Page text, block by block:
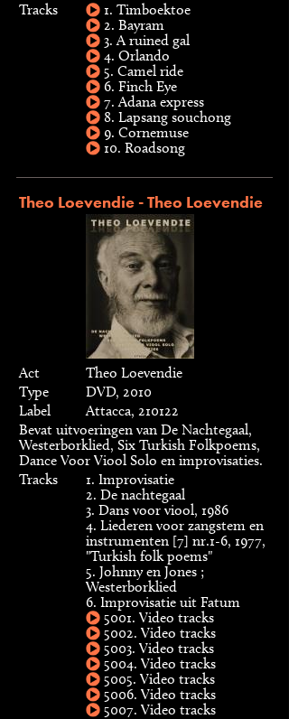
Tracks
1. Timboektoe
2. Bayram
3. A ruined gal
4. Orlando
5. Camel ride
6. Finch Eye
7. Adana express
8. Lapsang souchong
9. Cornemuse
10. Roadsong
Theo Loevendie - Theo Loevendie
Act
Theo Loevendie
Type
DVD, 2010
Label
Attacca, 210122
Bevat uitvoeringen van De Nachtegaal,
Westerborklied, Six Turkish Folkpoems,
Dance Voor Viool Solo en improvisaties.
Tracks
1. Improvisatie
2. De nachtegaal
3. Dans voor viool, 1986
4. Liederen voor zangstem en
instrumenten [7] nr.1-6, 1977,
"Turkish folk poems"
5. Johnny en Jones ;
Westerborklied
6. Improvisatie uit Fatum
5001. Video tracks
5002. Video tracks
5003. Video tracks
5004. Video tracks
5005. Video tracks
5006. Video tracks
5007. Video tracks